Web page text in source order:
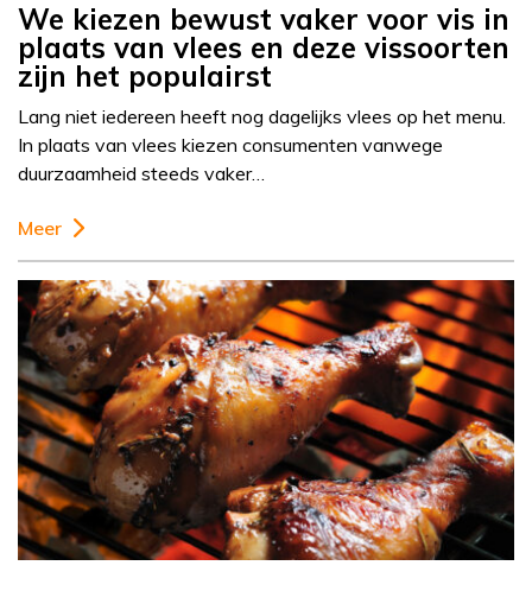
We kiezen bewust vaker voor vis in
plaats van vlees en deze vissoorten
zijn het populairst
Lang niet iedereen heeft nog dagelijks vlees op het menu.
In plaats van vlees kiezen consumenten vanwege
duurzaamheid steeds vaker…
Meer